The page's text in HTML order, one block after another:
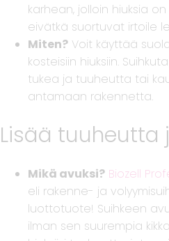
karhean, jolloin hiuksia
eivätkä suortuvat irtoile
Miten? Voit käyttää
kosteisiin hiuksiin.
tukea ja tuuheutta tai
antamaan rakennetta.
Lisää tuuheutta
Mikä avuksi? Biozell
eli rakenne- ja
luottotuote! Suihkeen
ilman sen suurempia